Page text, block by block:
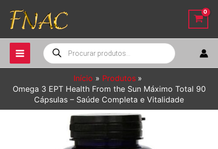
para
conteúdo
Pesquisar
produtos
Início
Produtos
Omega 3 EPT Health From the Sun Máximo Total 90
Cápsulas – Saúde Completa e Vitalidade